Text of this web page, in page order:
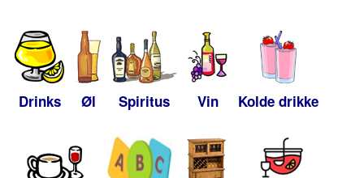
Drinks Øl Spiritus Vin Kolde drikke